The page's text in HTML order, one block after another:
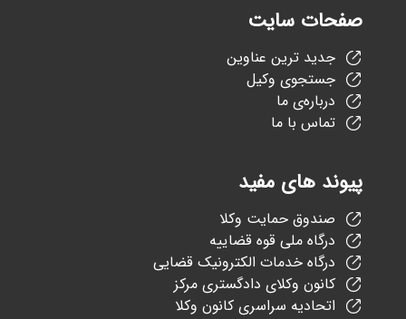
صفحات سایت
جدید ترین عناوین
جستجوی وکیل
درباره‌ی ما
تماس با ما
پیوند های مفید
صندوق حمایت وکلا
درگاه ملی قوه قضاییه
درگاه خدمات الکترونیک قضایی
کانون وکلای دادگستری مرکز
اتحادیه سراسری کانون وکلا